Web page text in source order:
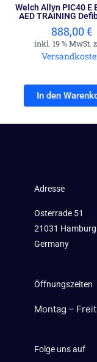
Welch Allyn PIC40 E
AED TRAINING
888,00€
inkl. 19 % MwSt.
In den
Adresse
Osterrade 51
21031 Hamburg
Germany
Öffnungszeiten
Montag –
Folge uns auf